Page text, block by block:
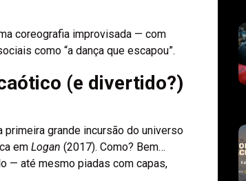
coreografia improvisada — com
como “a dança que escapou”.
(e divertido?)
primeira grande incursão do universo
em Logan (2017). Como? Bem…
— até mesmo piadas com capas,